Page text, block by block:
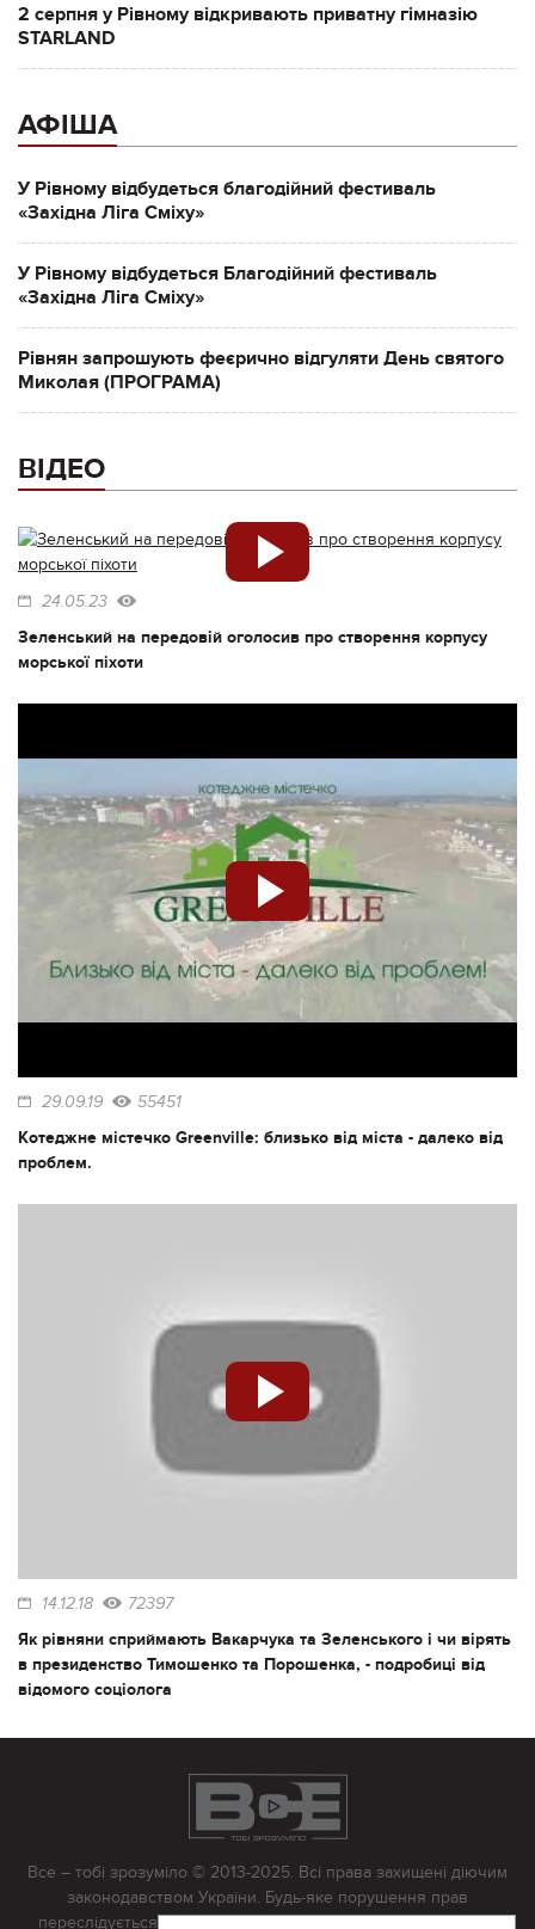
2 серпня у Рівному відкривають приватну гімназію
STARLAND
АФІША
У Рівному відбудеться благодійний фестиваль
«Західна Ліга Сміху»
У Рівному відбудеться Благодійний фестиваль
«Західна Ліга Сміху»
Рівнян запрошують феєрично відгуляти День святого
Миколая (ПРОГРАМА)
ВІДЕО
24.05.23
Зеленський на передовій оголосив про створення корпусу
морської піхоти
29.09.19 55451
Котеджне містечко Greenville: близько від міста - далеко від
проблем.
14.12.18 72397
Як рівняни сприймають Вакарчука та Зеленського і чи вірять
в президенство Тимошенко та Порошенка, - подробиці від
відомого соціолога
Все – тобі зрозуміло © 2013-2025. Всі права захищені діючим
законодавством України. Будь-яке порушення прав
переслідується в судовому порядку. Будь-яке відтворення